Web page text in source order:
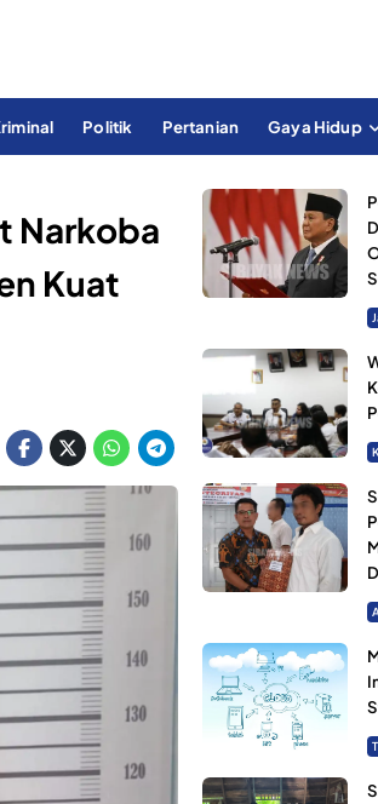
Politik Pertanian Gaya Hidup
Narkoba
Kuat